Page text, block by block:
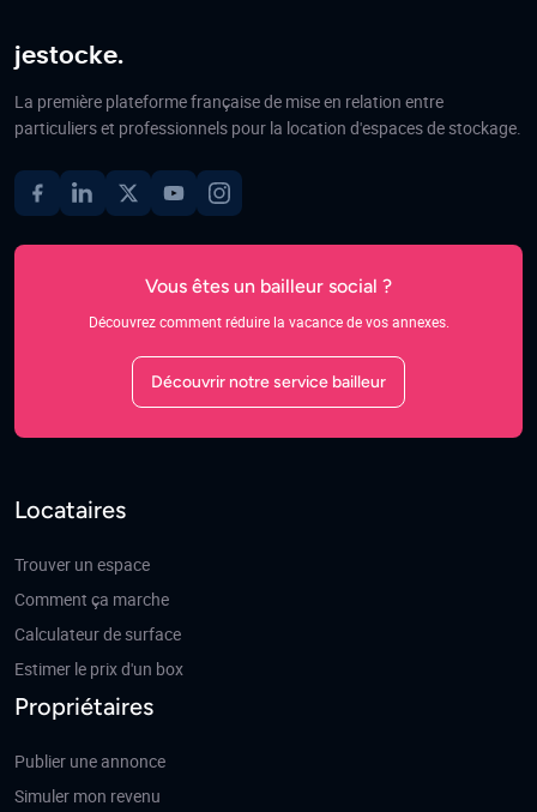
jestocke.
La première plateforme française de mise en relation entre
particuliers et professionnels pour la location d'espaces de stockage.
Vous êtes un bailleur social ?
Découvrez comment réduire la vacance de vos annexes.
Découvrir notre service bailleur
Locataires
Trouver un espace
Comment ça marche
Calculateur de surface
Estimer le prix d'un box
Propriétaires
Publier une annonce
Simuler mon revenu